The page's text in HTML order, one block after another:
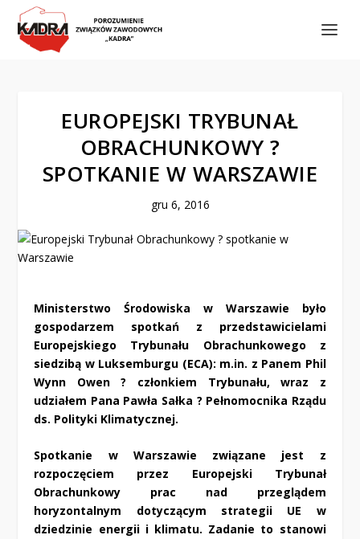
EUROPEJSKI TRYBUNAŁ
OBRACHUNKOWY ?
SPOTKANIE W WARSZAWIE
gru 6, 2016
Ministerstwo Środowiska w Warszawie było
gospodarzem spotkań z przedstawicielami
Europejskiego Trybunału Obrachunkowego z
siedzibą w Luksemburgu (ECA): m.in. z Panem Phil
Wynn Owen ? członkiem Trybunału, wraz z
udziałem Pana Pawła Sałka ? Pełnomocnika Rządu
ds. Polityki Klimatycznej.
Spotkanie w Warszawie związane jest z
rozpoczęciem przez Europejski Trybunał
Obrachunkowy prac nad przeglądem
horyzontalnym dotyczącym strategii UE w
dziedzinie energii i klimatu. Zadanie to stanowi